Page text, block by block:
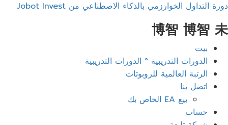
دورة التداول الخوارزمي بالذكاء الاصطناعي من Jobot Invest
博智 博智 未
قائمة
طعام
بيت
الدورات التدريبية ° الدورات التدريبية
الرتبة العالمية للروبوتات
اتصل بنا
بيع EA الخاص بك
حساب